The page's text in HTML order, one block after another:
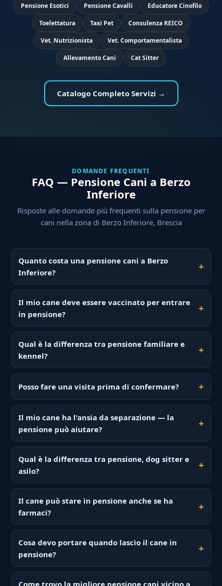
Pensione Esotici Pensione Cavalli Educatore Cinofilo
Toelettatura Taxi Pet Consulenza REICO
Vet. Nutrizionista Vet. Comportamentalista
Allevamento Cani Cat Sitter
Catalogo Completo Servizi →
DOMANDE FREQUENTI
FAQ — Pensione Cani a Berzo
Inferiore
Risposte alle domande più frequenti sulla pensione per
cani nella zona di Berzo Inferiore, Brescia
Quanto costa una pensione cani a Berzo
Inferiore?
Il mio cane deve essere vaccinato per entrare
in pensione?
Qual è la differenza tra pensione familiare e
kennel?
Posso fare una visita prima di confermare?
Il mio cane ha l'ansia da separazione — la
pensione può aiutare?
Qual è la differenza tra pensione, dog sitter e
asilo?
Il cane può stare in pensione anche se ha
farmaci?
Cosa devo portare quando lascio il cane in
pensione?
Come trovo la migliore pensione cani vicino a